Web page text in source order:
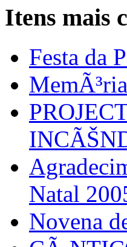
Itens mais
Festa da
Natal
Novena